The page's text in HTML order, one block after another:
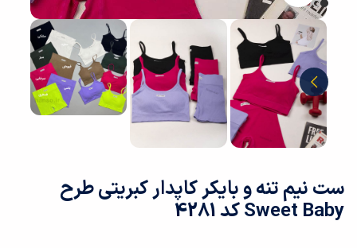
ست نیم تنه و بایکر کاپدار کبریتی طرح
Sweet Baby کد 4281